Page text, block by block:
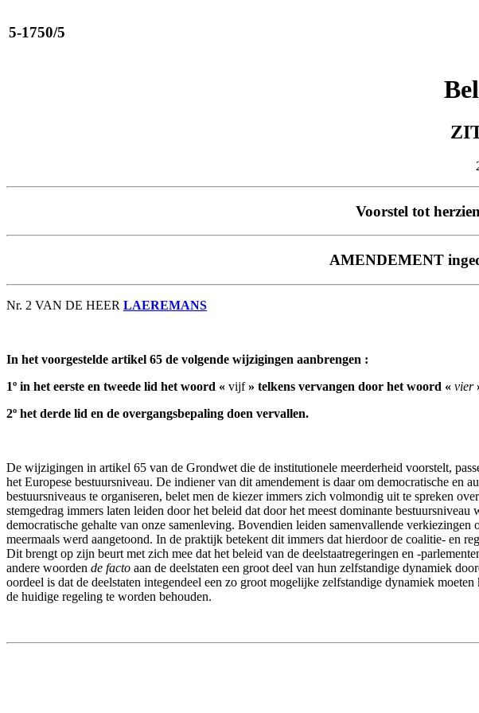
5-1750/5
Voorstel tot
AMENDEMENT
Nr. 2 VAN DE HEER LAEREMANS
In het voorgestelde artikel 65 de volgende wijzigingen aanbrengen :
1º in het eerste en tweede lid het woord « vijf» telkens vervangen door het woord « vier
2º het derde lid en de overgangsbepaling doen vervallen.
De wijzigingen in artikel 65 van de Grondwet die de institutionele meerderheid voorstelt,
het Europese bestuursniveau. De indiener van dit amendement is daar om democratische
bestuursniveaus te organiseren, belet men de kiezer immers zich volmondig uit te spreken
stemgedrag immers laten leiden door het beleid dat door het meest dominante
democratische gehalte van onze samenleving. Bovendien leiden samenvallende
meermaals werd aangetoond. In de praktijk betekent dit immers dat hierdoor de coalitie- en
Dit brengt op zijn beurt met zich mee dat het beleid van de deelstaatregeringen en -
andere woorden de facto aan de deelstaten een groot deel van hun zelfstandige dynamiek
oordeel is dat de deelstaten integendeel een zo groot mogelijke zelfstandige dynamiek
de huidige regeling te worden behouden.